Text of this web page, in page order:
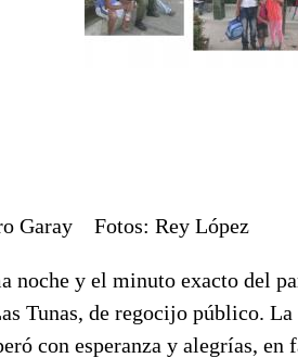
Garay Fotos: Rey López
noche y el minuto exacto del
Tunas, de regocijo público.
con esperanza y alegrías,